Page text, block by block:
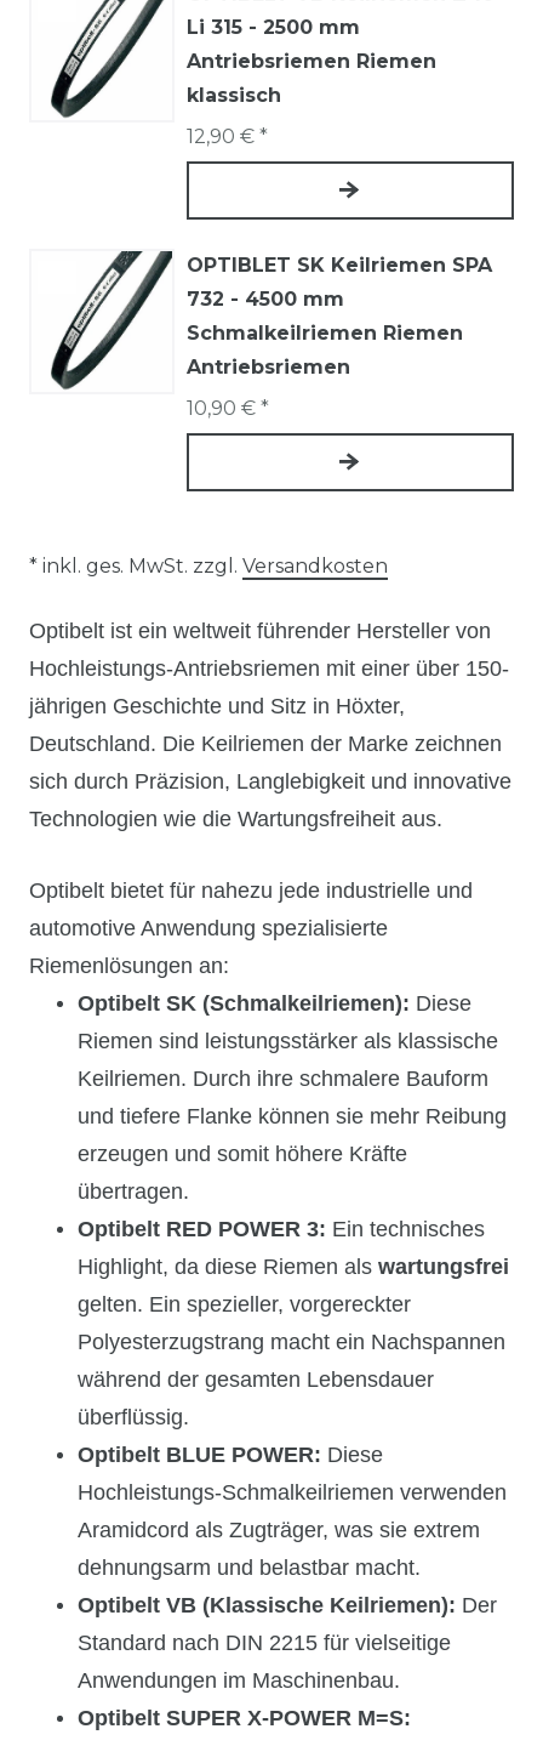
Li 315 - 2500 mm
Antriebsriemen Riemen
klassisch
12,90 € *
OPTIBLET SK Keilriemen SPA
732 - 4500 mm
Schmalkeilriemen Riemen
Antriebsriemen
10,90 € *
* inkl. ges. MwSt. zzgl. Versandkosten
Optibelt ist ein weltweit führender Hersteller von
Hochleistungs-Antriebsriemen mit einer über 150-
jährigen Geschichte und Sitz in Höxter,
Deutschland. Die Keilriemen der Marke zeichnen
sich durch Präzision, Langlebigkeit und innovative
Technologien wie die Wartungsfreiheit aus.
Optibelt bietet für nahezu jede industrielle und
automotive Anwendung spezialisierte
Riemenlösungen an:
Optibelt SK (Schmalkeilriemen): Diese
Riemen sind leistungsstärker als klassische
Keilriemen. Durch ihre schmalere Bauform
und tiefere Flanke können sie mehr Reibung
erzeugen und somit höhere Kräfte
übertragen.
Optibelt RED POWER 3: Ein technisches
Highlight, da diese Riemen als wartungsfrei
gelten. Ein spezieller, vorgereckter
Polyesterzugstrang macht ein Nachspannen
während der gesamten Lebensdauer
überflüssig.
Optibelt BLUE POWER: Diese
Hochleistungs-Schmalkeilriemen verwenden
Aramidcord als Zugträger, was sie extrem
dehnungsarm und belastbar macht.
Optibelt VB (Klassische Keilriemen): Der
Standard nach DIN 2215 für vielseitige
Anwendungen im Maschinenbau.
Optibelt SUPER X-POWER M=S: